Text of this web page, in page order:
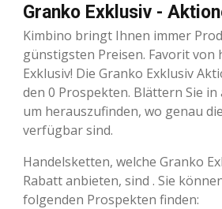
Granko Exklusiv -
Kimbino bringt Ihnen immer
günstigsten Preisen. Favorit von
Exklusiv! Die Granko Exklusiv
den 0 Prospekten. Blättern Sie in
um herauszufinden, wo genau
verfügbar sind.
Handelsketten, welche Granko
Rabatt anbieten, sind . Sie
folgenden Prospekten finden: